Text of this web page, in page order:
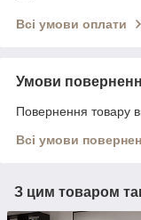
Всі умови оплати
Умови
Повернення товару
Всі умови
З цим товаром